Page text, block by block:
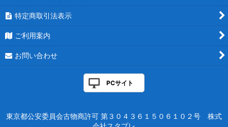
特定商取引法表示
ご利用案内
お問い合わせ
PCサイト
東京都公安委員会古物商許可 第３０４３６１５０６１０２号 株式